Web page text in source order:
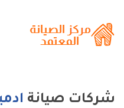
شركات صيانة